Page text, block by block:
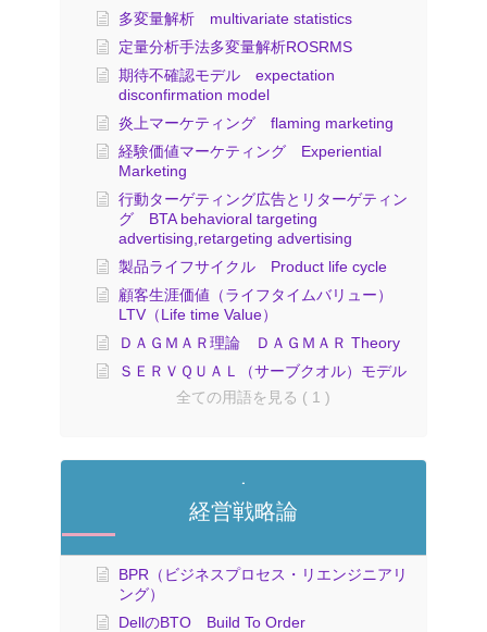
多変量解析 multivariate statistics
定量分析手法多変量解析ROSRMS
期待不確認モデル expectation
disconfirmation model
炎上マーケティング flaming marketing
経験価値マーケティング Experiential
Marketing
行動ターゲティング広告とリターゲティン
グ BTA behavioral targeting
advertising,retargeting advertising
製品ライフサイクル Product life cycle
顧客生涯価値（ライフタイムバリュー）
LTV（Life time Value）
ＤＡＧＭＡＲ理論 ＤＡＧＭＡＲ Theory
ＳＥＲＶＱＵＡＬ（サーブクオル）モデル
全ての用語を見る ( 1 )
経営戦略論
BPR（ビジネスプロセス・リエンジニアリ
ング）
DellのBTO Build To Order